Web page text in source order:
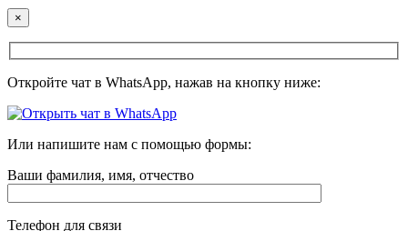
×
Откройте чат в WhatsApp, нажав на кнопку ниже:
Или напишите нам с помощью формы:
Ваши фамилия, имя, отчество
Телефон для связи